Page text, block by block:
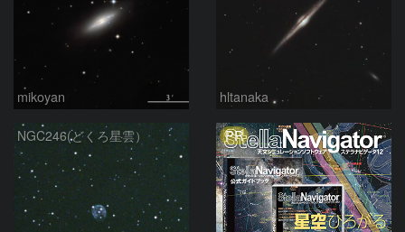
mikoyan hltanaka
NGC246(どくろ星雲） PR